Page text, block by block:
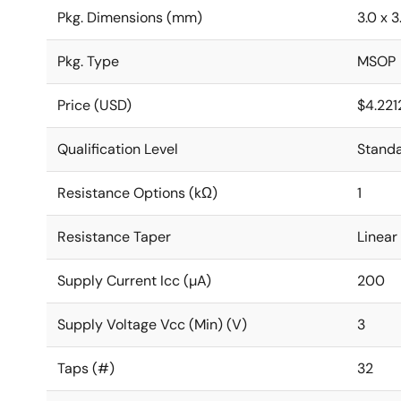
Pkg. Dimensions (mm) 3.0 x
Pkg. Type MSOP
Price (USD)
Qualification Level
Resistance Options (kΩ) 1
Resistance Taper Linear
Supply Current Icc (µA) 200
Supply Voltage Vcc (Min) (V) 3
Taps (#) 32